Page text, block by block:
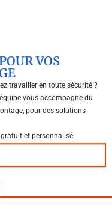
VOS
travailler en toute sécurité ?
vous accompagne du
pour des solutions
et personnalisé.